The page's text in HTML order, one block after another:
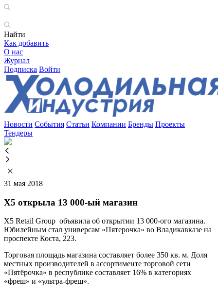
Найти
Как добавить
О нас
Журнал
Подписка Войти
Новости События Статьи Компании Бренды Проекты
Тендеры
31 мая 2018
X5 открыла 13 000-ый магазин
X5 Retail Group объявила об открытии 13 000-ого магазина.
Юбилейным стал универсам «Пятерочка» во Владикавказе на
проспекте Коста, 223.
Торговая площадь магазина составляет более 350 кв. м. Доля
местных производителей в ассортименте торговой сети
«Пятёрочка» в республике составляет 16% в категориях
«фреш» и «ультра-фреш».